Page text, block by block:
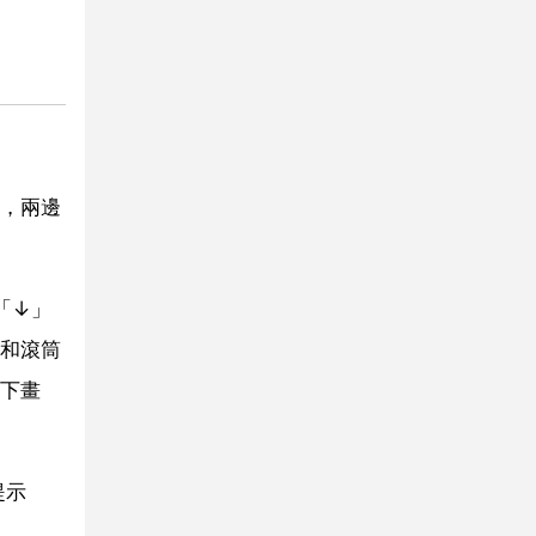
兩邊
↓」
滾筒
畫
示